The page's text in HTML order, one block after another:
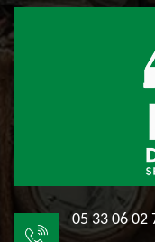
05 33 06 02